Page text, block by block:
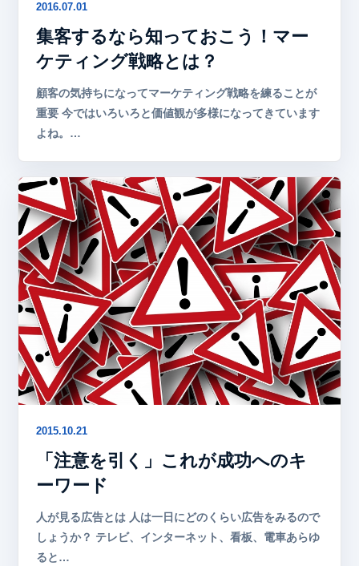
2016.07.01
集客するなら知っておこう！マー
ケティング戦略とは？
顧客の気持ちになってマーケティング戦略を練ることが
重要 今ではいろいろと価値観が多様になってきています
よね。…
2015.10.21
「注意を引く」これが成功へのキ
ーワード
人が見る広告とは 人は一日にどのくらい広告をみるので
しょうか？ テレビ、インターネット、看板、電車あらゆ
ると…